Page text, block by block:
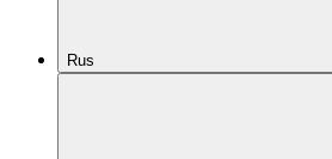
Rus